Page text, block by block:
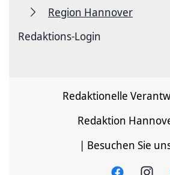
Region Hannover
Redaktions-Login
Redaktionelle
Redaktion
| Besuchen Sie